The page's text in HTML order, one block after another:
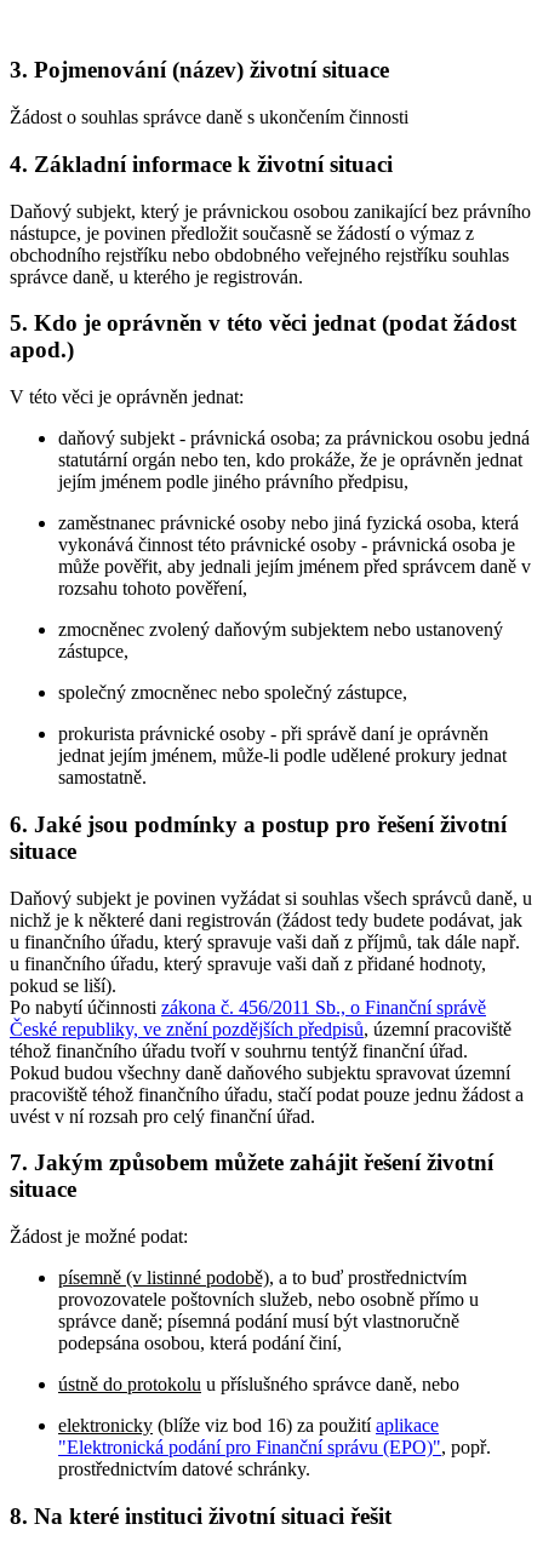
3. Pojmenování (název) životní situace
Žádost o souhlas správce daně s ukončením činnosti
4. Základní informace k životní situaci
Daňový subjekt, který je právnickou osobou zanikající bez právního
nástupce, je povinen předložit současně se žádostí o výmaz z
obchodního rejstříku nebo obdobného veřejného rejstříku souhlas
správce daně, u kterého je registrován.
5. Kdo je oprávněn v této věci jednat (podat žádost
apod.)
V této věci je oprávněn jednat:
daňový subjekt - právnická osoba; za právnickou osobu jedná
statutární orgán nebo ten, kdo prokáže, že je oprávněn jednat
jejím jménem podle jiného právního předpisu,
zaměstnanec právnické osoby nebo jiná fyzická osoba, která
vykonává činnost této právnické osoby - právnická osoba je
může pověřit, aby jednali jejím jménem před správcem daně v
rozsahu tohoto pověření,
zmocněnec zvolený daňovým subjektem nebo ustanovený
zástupce,
společný zmocněnec nebo společný zástupce,
prokurista právnické osoby - při správě daní je oprávněn
jednat jejím jménem, může-li podle udělené prokury jednat
samostatně.
6. Jaké jsou podmínky a postup pro řešení životní
situace
Daňový subjekt je povinen vyžádat si souhlas všech správců daně, u
nichž je k některé dani registrován (žádost tedy budete podávat, jak
u finančního úřadu, který spravuje vaši daň z příjmů, tak dále např.
u finančního úřadu, který spravuje vaši daň z přidané hodnoty,
pokud se liší).
Po nabytí účinnosti zákona č. 456/2011 Sb., o Finanční správě
České republiky, ve znění pozdějších předpisů, územní pracoviště
téhož finančního úřadu tvoří v souhrnu tentýž finanční úřad.
Pokud budou všechny daně daňového subjektu spravovat územní
pracoviště téhož finančního úřadu, stačí podat pouze jednu žádost a
uvést v ní rozsah pro celý finanční úřad.
7. Jakým způsobem můžete zahájit řešení životní
situace
Žádost je možné podat:
písemně (v listinné podobě), a to buď prostřednictvím
provozovatele poštovních služeb, nebo osobně přímo u
správce daně; písemná podání musí být vlastnoručně
podepsána osobou, která podání činí,
ústně do protokolu u příslušného správce daně, nebo
elektronicky (blíže viz bod 16) za použitíaplikace
"Elektronická podání pro Finanční správu (EPO)", popř.
prostřednictvím datové schránky.
8. Na které instituci životní situaci řešit